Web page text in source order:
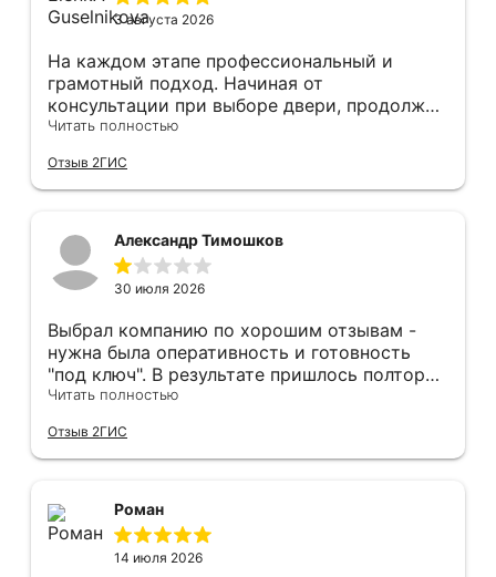
3 августа 2026
На каждом этапе профессиональный и
грамотный подход. Начиная от
консультации при выборе двери, продолжая
оперативным замером, завершая быстрой и
оформление двери - отдельное спасибо!
Рекомендуем и планируем в дальнейшем, по
Читать полностью
Отзыв 2ГИС
Александр Тимошков
30 июля 2026
Выбрал компанию по хорошим отзывам -
нужна была оперативность и готовность
"под ключ". В результате пришлось полтора
часа потратить на уборку подъезда, так как
"утилизация старой двери" не входит
уборка выломанного деревянного косяка и
После предъявления претензии менеджеру
получил только недовольный звонок от
монтажника, никаких извинений и попыток
Читать полностью
Отзыв 2ГИС
Роман
14 июля 2026